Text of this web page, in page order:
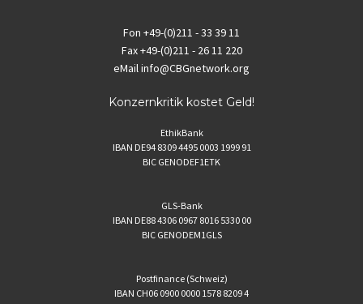
Fon +49-(0)211 - 33 39 11
Fax+49-(0)211 - 26 11 220
eMailinfo@CBGnetwork.org
Konzernkritik kostet Geld!
EthikBank
IBAN DE94 8309 4495 0003 1999 91
BIC GENODEF1ETK
GLS-Bank
IBAN DE88 4306 0967 8016 5330 00
BIC GENODEM1GLS
Postfinance (Schweiz)
IBAN CH06 0900 0000 1578 8209 4